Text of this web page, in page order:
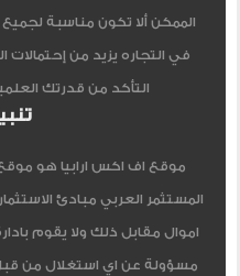
الممكن ألا تكون مناسبة لجميع
في التجاره يزيد من
التأكد من قدرتك
موقع اف اكس ارابيا هو
المستثمر العربي مبادئ
اموال مقابل ذلك ولا يقوم
مسؤولة عن اي استغلال من